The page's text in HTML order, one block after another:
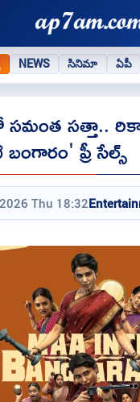
NEWS సినిమా ఏపీ
సత్తా..
ప్రీ సేల్స్
Thu 18:32